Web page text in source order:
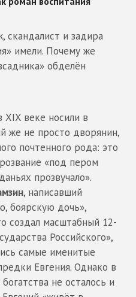
скандалист и задира
имели. Почему же
обделён
XIX веке носили в
же не просто дворянин,
почтенного рода: это
«под пером
прозвучало».
, написавший
боярскую дочь»,
создал масштабный 12-
Российского»,
самые именитые
Евгения. Однако в
не осталось и